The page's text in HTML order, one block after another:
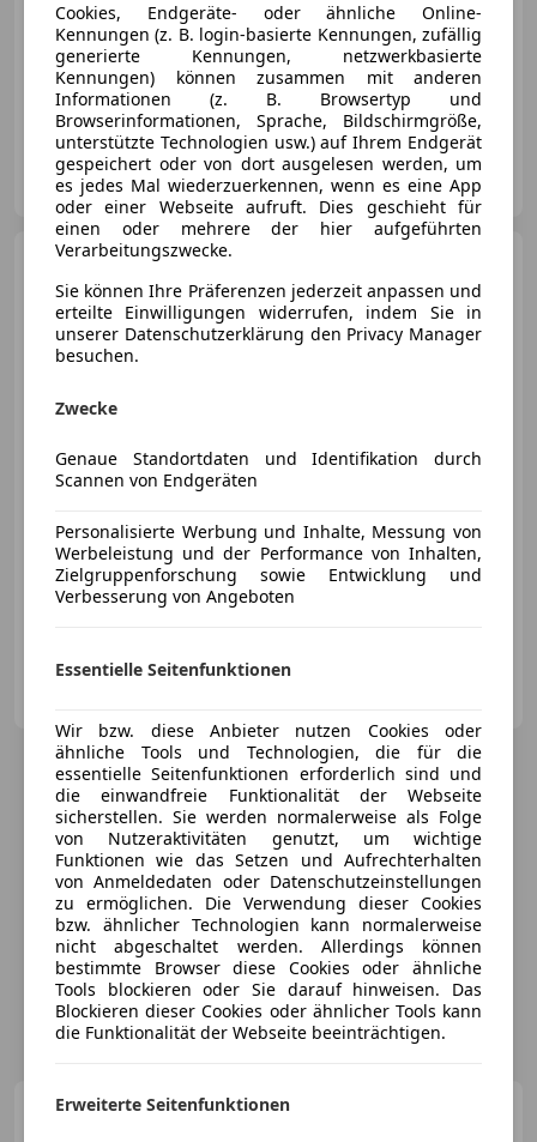
02/2023 75 700 km Diesel
85 kW (116 PS)
Karosseum GmbH
AT-4693 Desselbrunn
2.0 TDI 4x4 XENON AHK SITZHZG
Reduziert 04/2015 128 632 km
Diesel
135 kW (184 PS)
Onlinecars Vertriebs GmbH
Skoda Octavia
Cookies, Endgeräte- oder ähnliche Online-
Kennungen (z. B. login-basierte Kennungen, zufällig
generierte Kennungen, netzwerkbasierte
Kennungen) können zusammen mit anderen
Informationen (z. B. Browsertyp und
Browserinformationen, Sprache, Bildschirmgröße,
unterstützte Technologien usw.) auf Ihrem Endgerät
gespeichert oder von dort ausgelesen werden, um
es jedes Mal wiederzuerkennen, wenn es eine App
oder einer Webseite aufruft. Dies geschieht für
einen oder mehrere der hier aufgeführten
Verarbeitungszwecke.
Sie können Ihre Präferenzen jederzeit anpassen und
erteilte Einwilligungen widerrufen, indem Sie in
unserer Datenschutzerklärung den Privacy Manager
besuchen.
Zwecke
Genaue Standortdaten und Identifikation durch
Scannen von Endgeräten
Personalisierte Werbung und Inhalte, Messung von
Werbeleistung und der Performance von Inhalten,
Zielgruppenforschung sowie Entwicklung und
Verbesserung von Angeboten
Essentielle Seitenfunktionen
Wir bzw. diese Anbieter nutzen Cookies oder
ähnliche Tools und Technologien, die für die
essentielle Seitenfunktionen erforderlich sind und
die einwandfreie Funktionalität der Webseite
sicherstellen. Sie werden normalerweise als Folge
von Nutzeraktivitäten genutzt, um wichtige
Funktionen wie das Setzen und Aufrechterhalten
von Anmeldedaten oder Datenschutzeinstellungen
zu ermöglichen. Die Verwendung dieser Cookies
bzw. ähnlicher Technologien kann normalerweise
nicht abgeschaltet werden. Allerdings können
bestimmte Browser diese Cookies oder ähnliche
Tools blockieren oder Sie darauf hinweisen. Das
Blockieren dieser Cookies oder ähnlicher Tools kann
die Funktionalität der Webseite beeinträchtigen.
Erweiterte Seitenfunktionen